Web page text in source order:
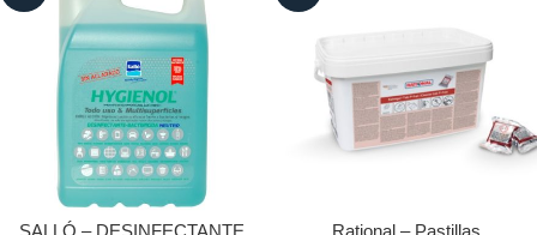
SALLÓ – DESINFECTANTE
Rational – Pastillas